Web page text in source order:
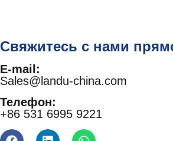
Свяжитесь с нами
E-mail:
Sales@landu-china.com
Телефон:
+86 531 6995 9221